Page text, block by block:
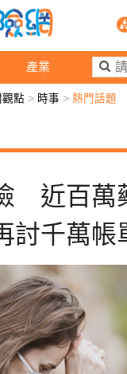
產業
以為沒保險
務交流 好險懂生
險學堂 輔銷工
觀點 > 時事 >熱門話題
近百萬
千萬帳